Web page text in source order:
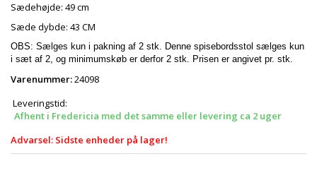
Sædehøjde: 49 cm
Sæde dybde: 43 CM
OBS: Sælges kun i pakning af 2 stk. Denne spisebordsstol sælges kun
i sæt af 2, og minimumskøb er derfor 2 stk. Prisen er angivet pr. stk.
Varenummer:24098
Leveringstid:
Afhent i Fredericia med det samme eller levering ca 2 uger
Advarsel: Sidste enheder på lager!